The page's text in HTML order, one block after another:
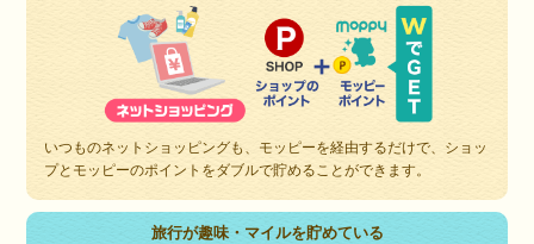
いつものネットショッピングも、モッピーを経由するだけで、ショッ
プとモッピーのポイントをダブルで貯めることができます。
旅行が趣味・マイルを貯めている